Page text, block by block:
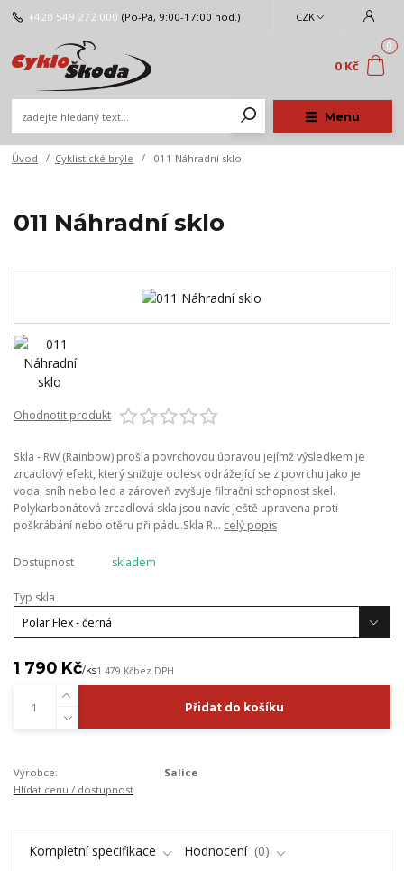
Menu
CZK
+420 549 272 000 (Po-Pá, 9:00-17:00 hod.)
0
0 Kč
Úvod Cyklistické brýle 011 Náhradní sklo
011 Náhradní sklo
Ohodnotit produkt
Skla - RW (Rainbow) prošla povrchovou úpravou jejímž výsledkem je
zrcadlový efekt, který snižuje odlesk odrážející se z povrchu jako je
voda, sníh nebo led a zároveň zvyšuje filtrační schopnost skel.
Polykarbonátová zrcadlová skla jsou navíc ještě upravena proti
poškrábání nebo otěru při pádu.Skla R... celý popis
Dostupnost skladem
Typ skla
1 790 Kč/ks1 479 Kčbez DPH
Přidat do košíku
Výrobce:
Salice
Hlídat cenu / dostupnost
Kompletní specifikace Hodnocení 0